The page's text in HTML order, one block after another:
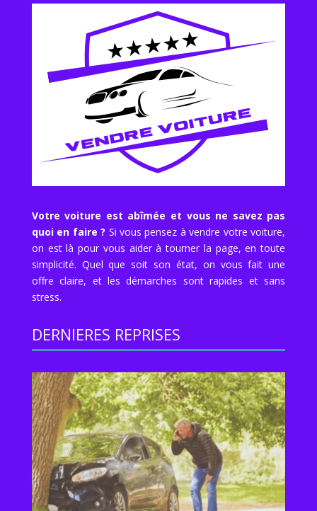
Votre voiture est abîmée et vous ne savez pas
quoi en faire ? Si vous pensez à vendre votre voiture,
on est là pour vous aider à tourner la page, en toute
simplicité. Quel que soit son état, on vous fait une
offre claire, et les démarches sont rapides et sans
stress.
DERNIERES REPRISES